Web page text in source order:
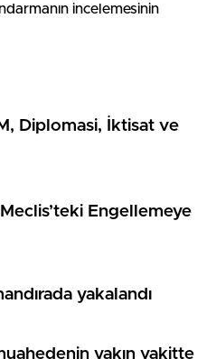
incelemesinin
Diplomasi, İktisat ve
Engellemeye
yakalandı
yakın vakitte